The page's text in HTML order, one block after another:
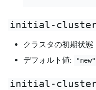
initial-
クラスタの初期状態
デフォルト値:
"new"
initial-